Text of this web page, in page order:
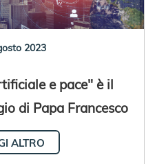
2023
e pace" è il
di Papa Francesco
della Pace
ALTRO